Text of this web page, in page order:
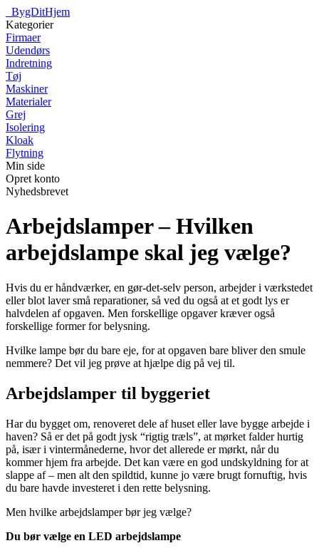
BygDitHjem
Kategorier
Firmaer
Udendørs
Indretning
Tøj
Maskiner
Materialer
Grej
Isolering
Kloak
Flytning
Min side
Opret konto
Nyhedsbrevet
Arbejdslamper – Hvilken
arbejdslampe skal jeg vælge?
Hvis du er håndværker, en gør-det-selv person, arbejder i værkstedet
eller blot laver små reparationer, så ved du også at et godt lys er
halvdelen af opgaven. Men forskellige opgaver kræver også
forskellige former for belysning.
Hvilke lampe bør du bare eje, for at opgaven bare bliver den smule
nemmere? Det vil jeg prøve at hjælpe dig på vej til.
Arbejdslamper til byggeriet
Har du bygget om, renoveret dele af huset eller lave bygge arbejde i
haven? Så er det på godt jysk “rigtig træls”, at mørket falder hurtig
på, især i vintermånederne, hvor det allerede er mørkt, når du
kommer hjem fra arbejde. Det kan være en god undskyldning for at
slappe af – men alt den spildtid, kunne jo være brugt fornuftig, hvis
du bare havde investeret i den rette belysning.
Men hvilke arbejdslamper bør jeg vælge?
Du bør vælge en LED arbejdslampe